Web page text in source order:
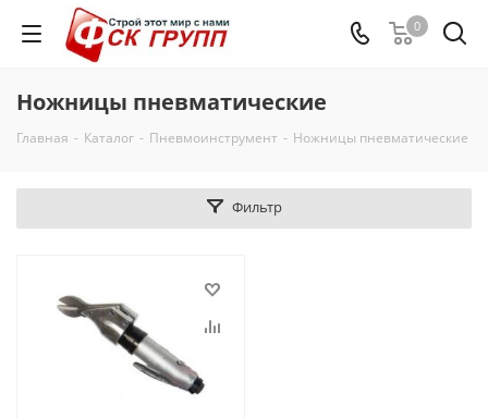
0
Ножницы пневматические
Главная - Каталог - Пневмоинструмент - Ножницы пневматические
Фильтр